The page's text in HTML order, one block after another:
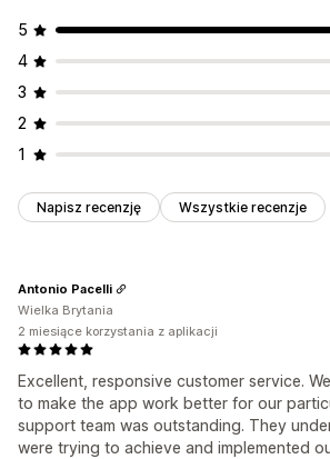
5
4
3
2
1
Napisz recenzję Wszystkie recenzje
Excellent, responsive customer service.
to make the app work better for our
support team was outstanding. They
were trying to achieve and implemented
Antonio Pacelli
Wielka Brytania
2 miesiące korzystania z aplikacji